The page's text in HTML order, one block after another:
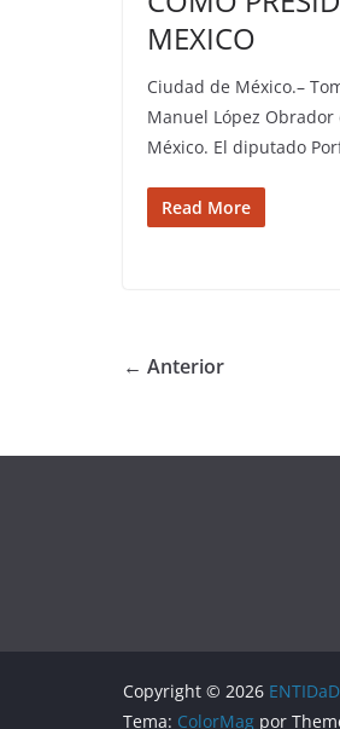
MEXICO
Ciudad de México.–
Manuel López
México. El diputado
Read More
← Anterior
Copyright © 2026
Tema: ColorMag por